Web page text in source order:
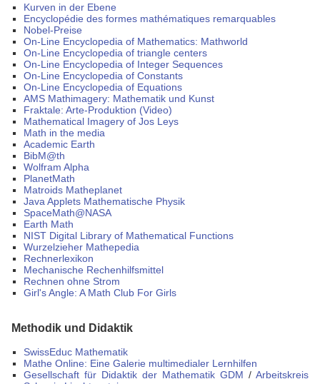
Kurven in der Ebene
Encyclopédie des formes mathématiques remarquables
Nobel-Preise
On-Line Encyclopedia of Mathematics: Mathworld
On-Line Encyclopedia of triangle centers
On-Line Encyclopedia of Integer Sequences
On-Line Encyclopedia of Constants
On-Line Encyclopedia of Equations
AMS Mathimagery: Mathematik und Kunst
Fraktale: Arte-Produktion (Video)
Mathematical Imagery of Jos Leys
Math in the media
Academic Earth
BibM@th
Wolfram Alpha
PlanetMath
Matroids Matheplanet
Java Applets Mathematische Physik
SpaceMath@NASA
Earth Math
NIST Digital Library of Mathematical Functions
Wurzelzieher Mathepedia
Rechnerlexikon
Mechanische Rechenhilfsmittel
Rechnen ohne Strom
Girl's Angle: A Math Club For Girls
Methodik und Didaktik
SwissEduc Mathematik
Mathe Online: Eine Galerie multimedialer Lernhilfen
Gesellschaft für Didaktik der Mathematik GDM / Arbeitskreis